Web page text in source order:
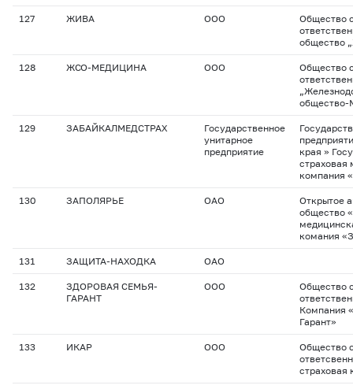
127 ЖИВА ООО
Общество
общество
128 ЖСО-МЕДИЦИНА ООО
Общество
общество-
129 ЗАБАЙКАЛМЕДСТРАХ
Государственное
унитарное
предприятие
края »
страховая
компания
130 ЗАПОЛЯРЬЕ ОАО
Открытое
общество
комания
131 ЗАЩИТА-НАХОДКА ОАО
132
ЗДОРОВАЯ СЕМЬЯ-
ГАРАНТ
ООО
Общество
Компания
Гарант»
133 ИКАР ООО
Общество